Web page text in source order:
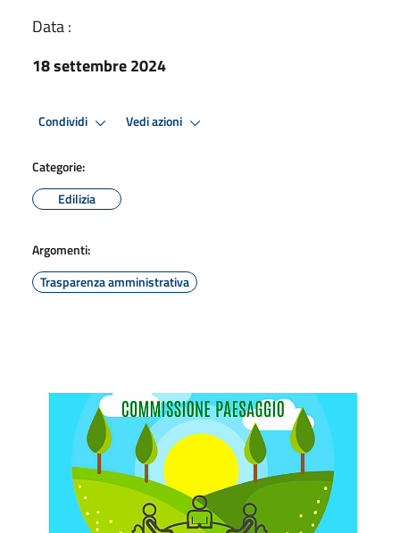
Data :
18 settembre 2024
Condividi Vedi azioni
Categorie:
Edilizia
Argomenti:
Trasparenza amministrativa